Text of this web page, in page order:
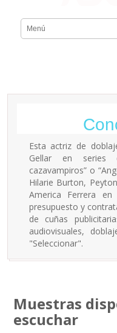
Esta actriz de
Gellar en series
cazavampiros” o
Hilarie Burton,
America Ferrera en
presupuesto y
de cuñas
audiovisuales,
"Seleccionar".
Muestras
escuchar